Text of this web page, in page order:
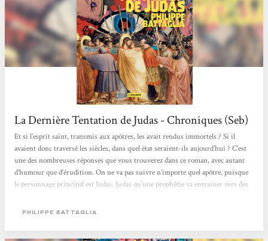
La Dernière Tentation de Judas - Chroniques (Seb)
Et si l’esprit saint, transmis aux apôtres, les avait rendus immortels ? Si il
avaient donc traversé les siècles, dans quel état seraient-ils aujourd’hui ? C’est
une des nombreuses réponses que vous trouverez dans ce roman, avec autant
d’humour que d’érudition. On ne va pas suivre n’importe quel apôtre, puisque
le personnage principal est Judas. Judas qu’une prophétie va entrainer vers des
contemporain avec fantastique religieux, évoque De bons présages de Pratchett
PHILIPPE BATTAGLIA